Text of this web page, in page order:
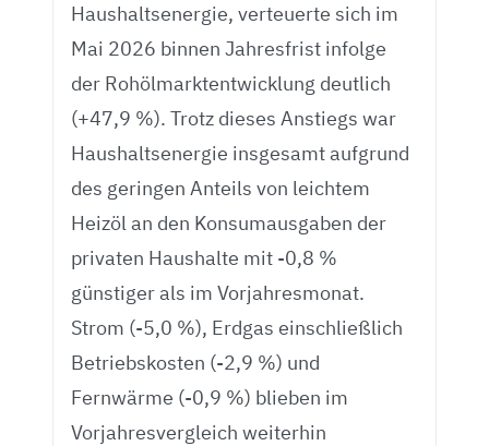
Haushaltsenergie, verteuerte sich im
Mai 2026 binnen Jahresfrist infolge
der Rohölmarktentwicklung deutlich
(+47,9 %). Trotz dieses Anstiegs war
Haushaltsenergie insgesamt aufgrund
des geringen Anteils von leichtem
Heizöl an den Konsumausgaben der
privaten Haushalte mit -0,8 %
günstiger als im Vorjahresmonat.
Strom (-5,0 %), Erdgas einschließlich
Betriebskosten (-2,9 %) und
Fernwärme (-0,9 %) blieben im
Vorjahresvergleich weiterhin